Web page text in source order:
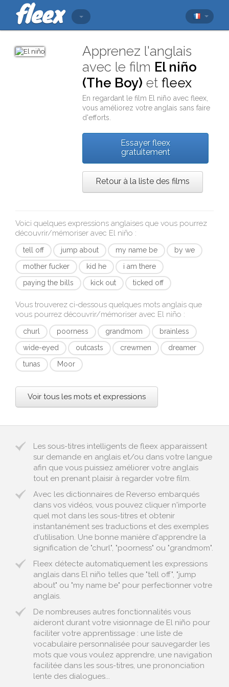
Apprenez l'anglais
avec le film El niño
(The Boy) etfleex
En regardant le film El niño avecfleex
vous améliorez votre anglais sans faire
d'efforts.
Essayer fleex
gratuitement
Retour à la liste des films
Voici quelques expressions anglaises que vous pourrez
découvrir/mémoriser avec El niño :
tell off jump about my name be
by we
mother fucker
kid he
i am there
paying the bills
kick out ticked off
Vous trouverez ci-dessous quelques mots anglais que
vous pourrez découvrir/mémoriser avec El niño :
churl poorness grandmom
brainless
wide-eyed
outcasts crewmen
dreamer
tunas
Moor
Voir tous les mots et expressions
Les sous-titres intelligents de fleex apparaissent
sur demande en anglais et/ou dans votre langue
afin que vous puissiez améliorer votre anglais
tout en prenant plaisir à regarder votre film.
Avec les dictionnaires de Reverso embarqués
dans vos vidéos, vous pouvez cliquer n'importe
quel mot dans les sous-titres et obtenir
instantanément ses traductions et des exemples
d'utilisation. Une bonne manière d'apprendre la
signification de "churl", "poorness" ou "grandmom".
Fleex détecte automatiquement les expressions
anglais dans El niño telles que "tell off", "jump
about" ou "my name be" pour perfectionner votre
anglais.
De nombreuses autres fonctionnalités vous
aideront durant votre visionnage de El niño pour
faciliter votre apprentissage : une liste de
vocabulaire personnalisée pour sauvegarder les
mots que vous voulez apprendre, une navigation
facilitée dans les sous-titres, une prononciation
lente des dialogues...